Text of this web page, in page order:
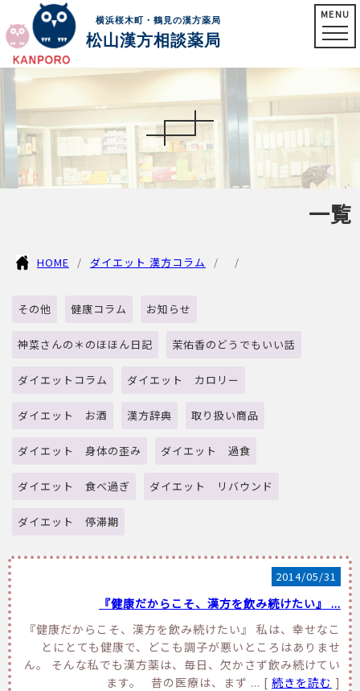
横浜桜木町・鶴見の漢方薬局
松山漢方相談薬局
MENU
一覧
HOME ダイエット 漢方コラム
その他 健康コラム お知らせ
神菜さんの＊のほほん日記 茉佑香のどうでもいい話
ダイエットコラム ダイエット カロリー
ダイエット お酒 漢方辞典 取り扱い商品
ダイエット 身体の歪み ダイエット 過食
ダイエット 食べ過ぎ ダイエット リバウンド
ダイエット 停滞期
2014/05/31
『健康だからこそ、漢方を飲み続けたい』 ...
『健康だからこそ、漢方を飲み続けたい』 私は、幸せなこ
とにとても健康で、どこも調子が悪いところはありませ
ん。 そんな私でも漢方薬は、毎日、欠かさず飲み続けてい
ます。 昔の医療は、まず ... [ 続きを読む ]